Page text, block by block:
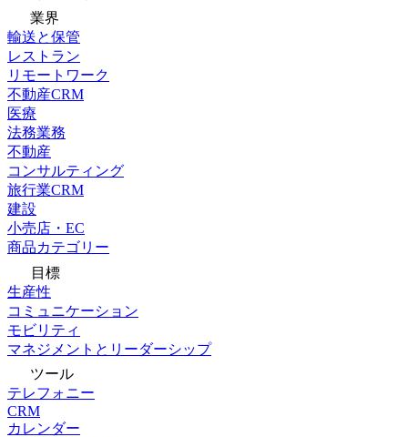
業界
輸送と保管
レストラン
リモートワーク
不動産CRM
医療
法務業務
不動産
コンサルティング
旅行業CRM
建設
小売店・EC
商品カテゴリー
目標
生産性
コミュニケーション
モビリティ
マネジメントとリーダーシップ
ツール
テレフォニー
CRM
カレンダー